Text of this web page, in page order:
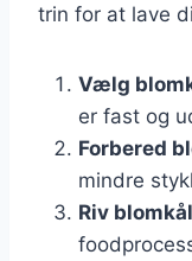
trin for at lave
Vælg
er fast og
Forbered
mindre
Riv